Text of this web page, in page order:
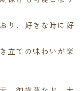
り、好きな時に好
立ての味わいが楽